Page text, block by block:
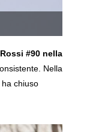
#90 nella
Nella
ha chiuso